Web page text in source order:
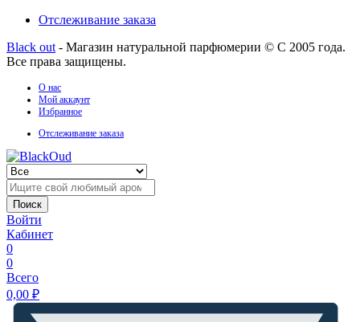
Отслеживание заказа
Black out - Магазин натуральной парфюмерии © С 2005 года.
Все права защищены.
О нас
Мой аккаунт
Избранное
Отслеживание заказа
Поиск
Войти
Кабинет
0
0
Всего
0,00 ₽